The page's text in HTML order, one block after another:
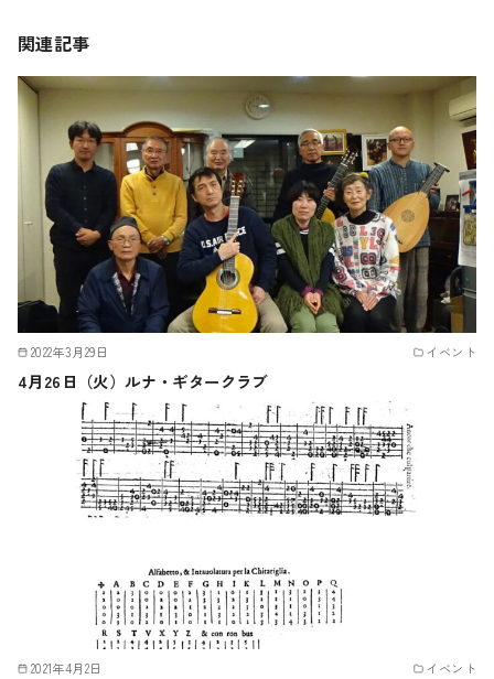
関連記事
2022年3月29日 イベント
4月26日（火）ルナ・ギタークラブ
2021年4月2日 イベント